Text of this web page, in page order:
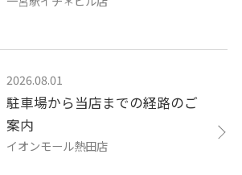
2026.08.01
駐車場から当店までの経路のご
案内
イオンモール熱田店